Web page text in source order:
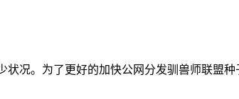
况。为了更好的加快公网分发驯兽师联盟